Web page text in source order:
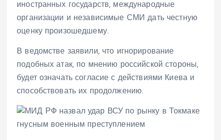
иностранных государств, международные
организации и независимые СМИ дать честную
оценку произошедшему.
В ведомстве заявили, что игнорирование
подобных атак, по мнению российской стороны,
будет означать согласие с действиями Киева и
способствовать их продолжению.